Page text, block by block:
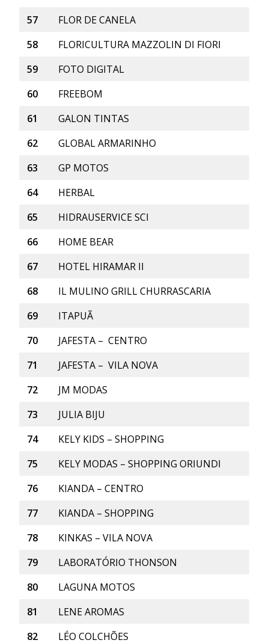
57
FLOR DE CANELA
58
FLORICULTURA MAZZOLIN DI FIORI
59
FOTO DIGITAL
60
FREEBOM
61
GALON TINTAS
62
GLOBAL ARMARINHO
63
GP MOTOS
64
HERBAL
65
HIDRAUSERVICE SCI
66
HOME BEAR
67
HOTEL HIRAMAR II
68
IL MULINO GRILL CHURRASCARIA
69
ITAPUÃ
70
JAFESTA – CENTRO
71
JAFESTA – VILA NOVA
72
JM MODAS
73
JULIA BIJU
74
KELY KIDS – SHOPPING
75
KELY MODAS – SHOPPING ORIUNDI
76
KIANDA – CENTRO
77
KIANDA – SHOPPING
78
KINKAS – VILA NOVA
79
LABORATÓRIO THONSON
80
LAGUNA MOTOS
81
LENE AROMAS
82
LÉO COLCHÕES